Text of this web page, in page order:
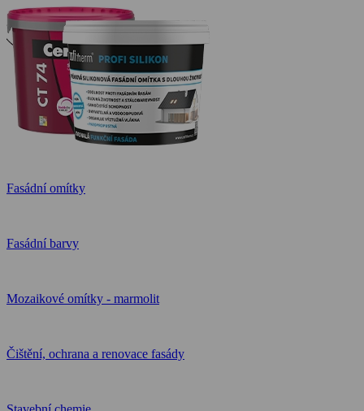
Fasádní omítky
Fasádní barvy
Mozaikové omítky - marmolit
Čištění, ochrana a renovace fasády